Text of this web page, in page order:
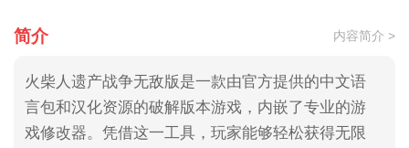
简介 内容简介 >
火柴人遗产战争无敌版是一款由官方提供的中文语
言包和汉化资源的破解版本游戏，内嵌了专业的游
戏修改器。凭借这一工具，玩家能够轻松获得无限